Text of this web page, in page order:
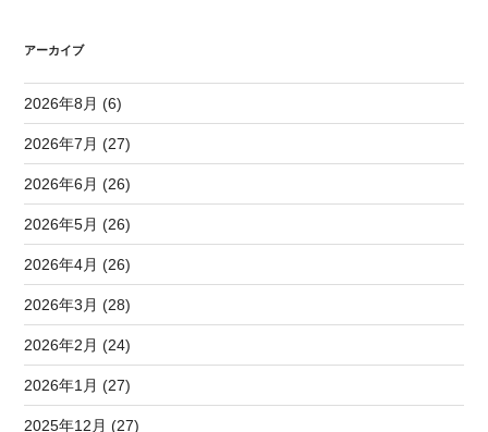
アーカイブ
2026年8月 (6)
2026年7月 (27)
2026年6月 (26)
2026年5月 (26)
2026年4月 (26)
2026年3月 (28)
2026年2月 (24)
2026年1月 (27)
2025年12月 (27)